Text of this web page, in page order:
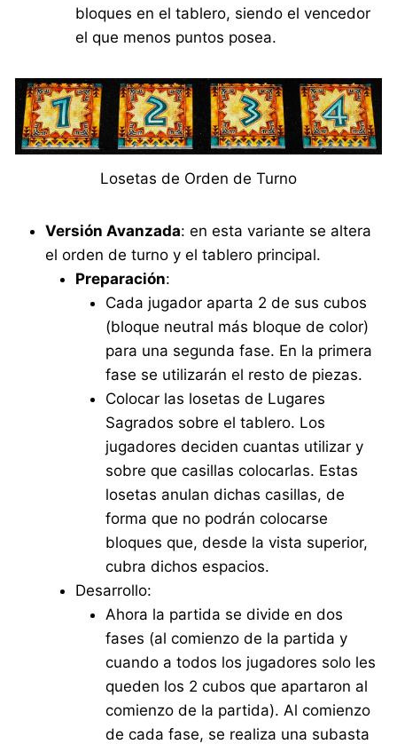
bloques en el tablero, siendo el vencedor
el que menos puntos posea.
Losetas de Orden de Turno
Versión Avanzada: en esta variante se altera
el orden de turno y el tablero principal.
Preparación:
Cada jugador aparta 2 de sus cubos
(bloque neutral más bloque de color)
para una segunda fase. En la primera
fase se utilizarán el resto de piezas.
Colocar las losetas de Lugares
Sagrados sobre el tablero. Los
jugadores deciden cuantas utilizar y
sobre que casillas colocarlas. Estas
losetas anulan dichas casillas, de
forma que no podrán colocarse
bloques que, desde la vista superior,
cubra dichos espacios.
Desarrollo:
Ahora la partida se divide en dos
fases (al comienzo de la partida y
cuando a todos los jugadores solo les
queden los 2 cubos que apartaron al
comienzo de la partida). Al comienzo
de cada fase, se realiza una subasta